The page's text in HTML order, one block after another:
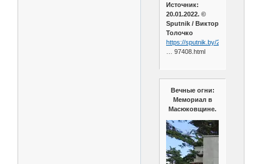
Источник:
20.01.2022. ©
Sputnik / Виктор
Толочко
https://sputnik.by/20220120/
… 97408.html
Вечные огни:
Мемориал в
Масюковщине.